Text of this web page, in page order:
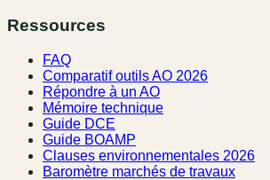
Ressources
FAQ
Comparatif outils AO 2026
Répondre à un AO
Mémoire technique
Guide DCE
Guide BOAMP
Clauses environnementales 2026
Baromètre marchés de travaux